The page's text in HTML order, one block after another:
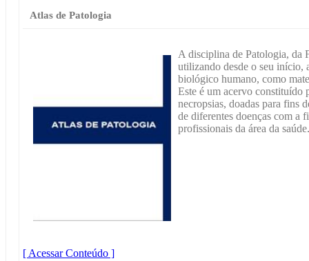
Atlas de Patologia
A disciplina de Patologia, da
utilizando desde o seu início,
biológico humano, como
Este é um acervo constituído
necropsias, doadas para fins
de diferentes doenças com a
profissionais da área da saúde.
[ Acessar Conteúdo ]